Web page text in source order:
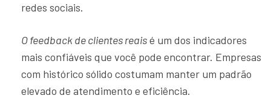
redes sociais.
O feedback de clientes reaisé um dos indicadores
mais confiáveis que você pode encontrar. Empresas
com histórico sólido costumam manter um padrão
elevado de atendimento e eficiência.